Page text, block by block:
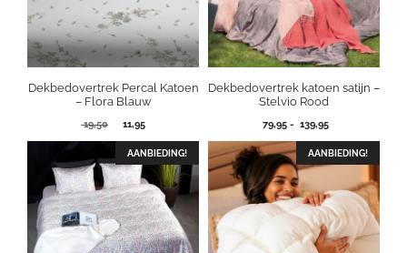
Dekbedovertrek Percal Katoen
– Flora Blauw
19,50
Oorspronkelijke
was:
19,50.
11,95Huidige
is:
11,95.
Dekbedovertrek katoen satijn –
Stelvio Rood
79,95 - 139,95Prijsklasse:
tot
139,95
AANBIEDING! AANBIEDING!